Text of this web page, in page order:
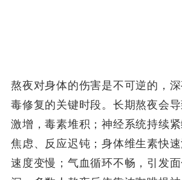
熬夜对身体的伤害是不可逆的，
毒修复的关键时段。长期熬夜会
激增，毒素堆积；神经系统持续紧
焦虑、反应迟钝；身体维生素快
速度变慢；气血循环不畅，引发